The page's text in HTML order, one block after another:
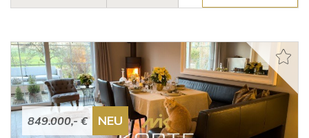
849.000,- € NEU